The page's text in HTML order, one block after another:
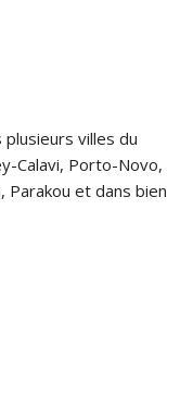
villes du
Calavi, Porto-Novo,
Parakou et dans bien